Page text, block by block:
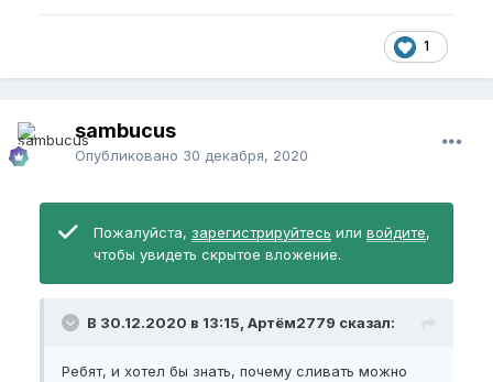
1
sambucus
Опубликовано 30 декабря, 2020
Пожалуйста, зарегистрируйтесь или войдите,
чтобы увидеть скрытое вложение.
В 30.12.2020 в 13:15, Артём2779 сказал:
Ребят, и хотел бы знать, почему сливать можно